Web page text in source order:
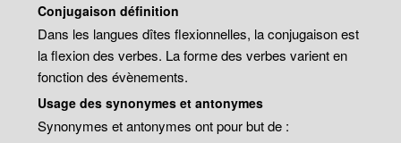
Conjugaison définition
Dans les langues dîtes flexionnelles, la conjugaison est
la flexion des verbes. La forme des verbes varient en
fonction des évènements.
Usage des synonymes et antonymes
Synonymes et antonymes ont pour but de :